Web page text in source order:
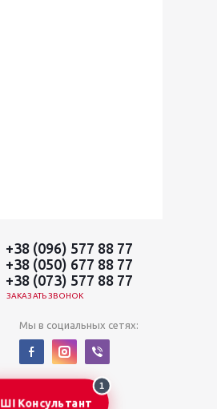
+38 (096) 577 88 77
+38 (050) 677 88 77
+38 (073) 577 88 77
ЗАКАЗАТЬ ЗВОНОК
Мы в социальных сетях:
ШІ Консультант
1